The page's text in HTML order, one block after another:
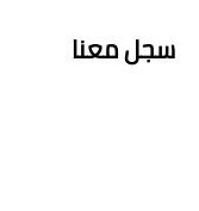
سجل معنا